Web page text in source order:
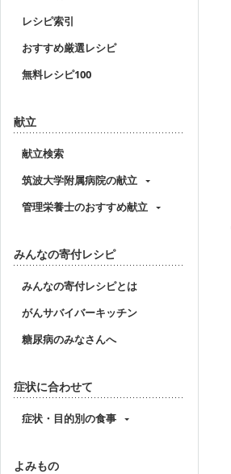
レシピ索引
おすすめ厳選レシピ
無料レシピ100
献立
献立検索
筑波大学附属病院の献立
管理栄養士のおすすめ献立
みんなの寄付レシピ
みんなの寄付レシピとは
がんサバイバーキッチン
糖尿病のみなさんへ
症状に合わせて
症状・目的別の食事
よみもの